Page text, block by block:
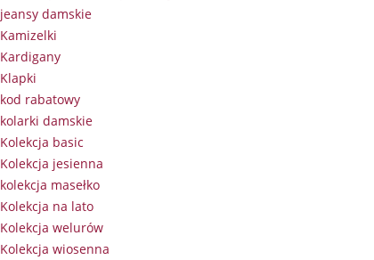
jeansy damskie
Kamizelki
Kardigany
Klapki
kod rabatowy
kolarki damskie
Kolekcja basic
Kolekcja jesienna
kolekcja masełko
Kolekcja na lato
Kolekcja welurów
Kolekcja wiosenna